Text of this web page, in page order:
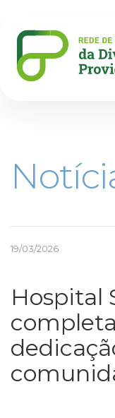
19/03/2026
Hospital